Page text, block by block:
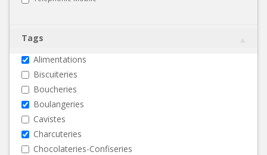
Tags
Alimentations
Biscuiteries
Boucheries
Boulangeries
Cavistes
Charcuteries
Chocolateries-Confiseries